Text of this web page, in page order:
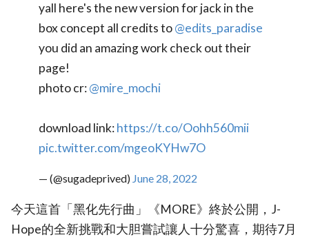
yall here's the new version for jack in the
box concept all credits to@edits_paradise
you did an amazing work check out their
page!
photo cr:@mire_mochi
download link:https://t.co/Oohh560mii
pic.twitter.com/mgeoKYHw7O
— (@sugadeprived) June 28, 2022
今天這首「黑化先行曲」《MORE》終於公開，J-
Hope的全新挑戰和大胆嘗試讓人十分驚喜，期待7月